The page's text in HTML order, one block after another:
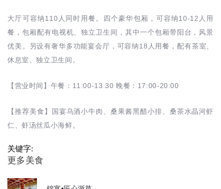
大厅可容纳110人同时用餐。四个豪华包厢，可容纳10-12人用
餐，包厢配有电视机、独立卫生间，其中一个包厢带阳台，风景
优美。另设有奢华多功能宴会厅，可容纳18人用餐，配有茶室、
休息室、独立卫生间。
【营业时间】午餐：11:00-13:30 晚餐：17:00-20:00
【推荐美食】国宴乌酒小牛肉、桑果酱黑醋小排、桑茶水晶河虾
仁、虾汤丝瓜小海鲜。
关键字:
更多美食